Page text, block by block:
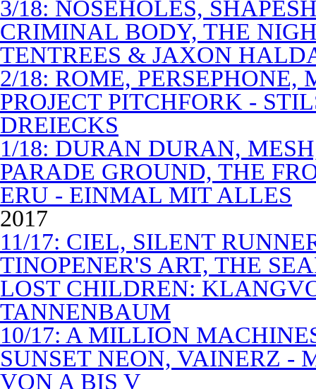
3/18: NOSEHOLES,
CRIMINAL BODY, THE
TENTREES & JAXON
2/18: ROME,
PROJECT PITCHFORK -
DREIECKS
1/18: DURAN DURAN,
PARADE GROUND, THE
ERU - EINMAL MIT ALLES
2017
11/17: CIEL, SILENT
TINOPENER'S ART, THE
LOST CHILDREN:
TANNENBAUM
10/17: A MILLION
SUNSET NEON, VAINERZ -
VON A BIS V